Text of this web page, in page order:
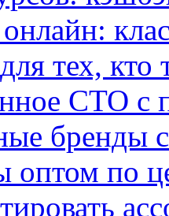
тех, кто
СТО с
бренды
оптом по